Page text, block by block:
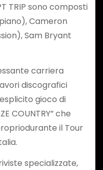
TRIP sono composti
Cameron
Sam Bryant
carriera
discografici
gioco di
COUNTRY” che
il Tour
specializzate,